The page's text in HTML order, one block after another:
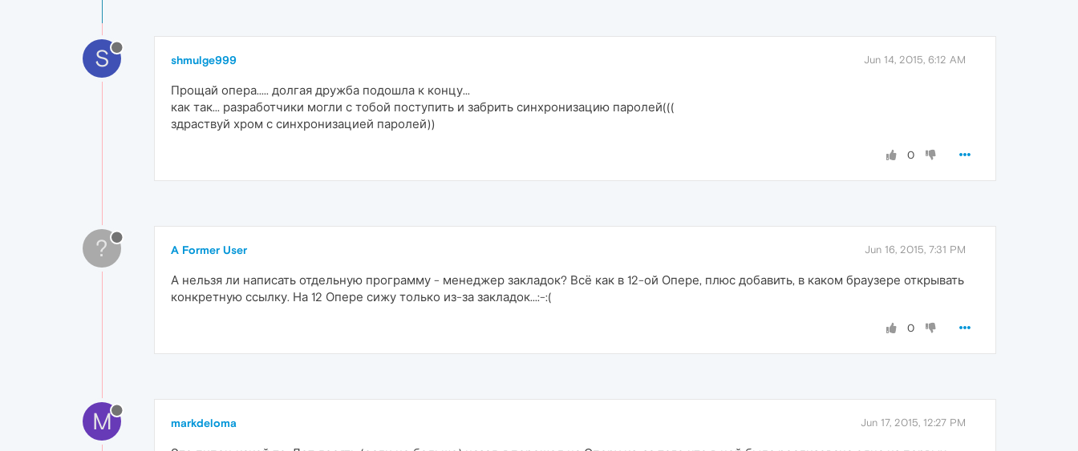
S shmulge999 Jun 14, 2015, 6:12 AM
Прощай опера..... долгая дружба подошла к концу...
как так... разработчики могли с тобой поступить и забрить синхронизацию паролей(((
здраствуй хром с синхронизацией паролей))
0
? A Former User Jun 16, 2015, 7:31 PM
А нельзя ли написать отдельную программу - менеджер закладок? Всё как в 12-ой Опере, плюс добавить, в каком браузере открывать
конкретную ссылку. На 12 Опере сижу только из-за закладок...:-:(
0
M markdeloma Jun 17, 2015, 12:27 PM